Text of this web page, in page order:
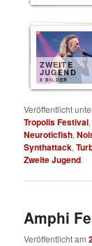
ZWEITE
JUGEND
8 BILDER
Veröffentlicht
Tropolis Festival
Neuroticfish,
Synthattack,
Zweite Jugend
Amphi
Veröffentlicht am